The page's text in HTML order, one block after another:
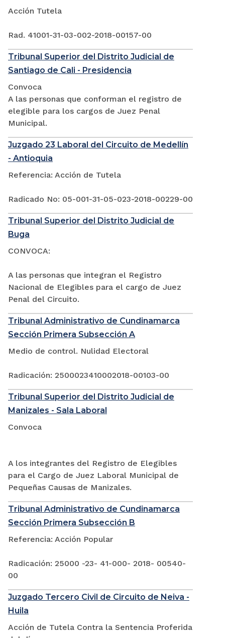
Acción Tutela
Rad. 41001-31-03-002-2018-00157-00
Tribunal Superior del Distrito Judicial de
Santiago de Cali - Presidencia
Convoca
A las personas que conforman el registro de
elegible para los cargos de Juez Penal
Municipal.
Juzgado 23 Laboral del Circuito de Medellín
- Antioquia
Referencia: Acción de Tutela
Radicado No: 05-001-31-05-023-2018-00229-00
Tribunal Superior del Distrito Judicial de
Buga
CONVOCA:
A las personas que integran el Registro
Nacional de Elegibles para el cargo de Juez
Penal del Circuito.
Tribunal Administrativo de Cundinamarca
Sección Primera Subsección A
Medio de control. Nulidad Electoral
Radicación: 2500023410002018-00103-00
Tribunal Superior del Distrito Judicial de
Manizales - Sala Laboral
Convoca
A los integrantes del Registro de Elegibles
para el Cargo de Juez Laboral Municipal de
Pequeñas Causas de Manizales.
Tribunal Administrativo de Cundinamarca
Sección Primera Subsección B
Referencia: Acción Popular
Radicación: 25000 -23- 41-000- 2018- 00540-
00
Juzgado Tercero Civil de Circuito de Neiva -
Huila
Acción de Tutela Contra la Sentencia Proferida